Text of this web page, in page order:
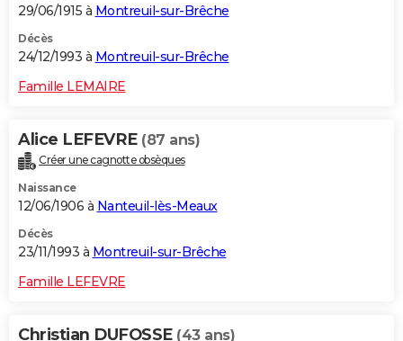
29/06/1915 à Montreuil-sur-Brêche
Décès
24/12/1993 à Montreuil-sur-Brêche
Famille LEMAIRE
Alice LEFEVRE (87 ans)
Créer une cagnotte obsèques
Naissance
12/06/1906 à Nanteuil-lès-Meaux
Décès
23/11/1993 à Montreuil-sur-Brêche
Famille LEFEVRE
Christian DUFOSSE (43 ans)